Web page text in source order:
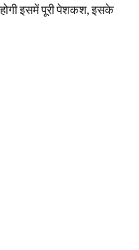
इसमें पूरी पेशकश, इसके